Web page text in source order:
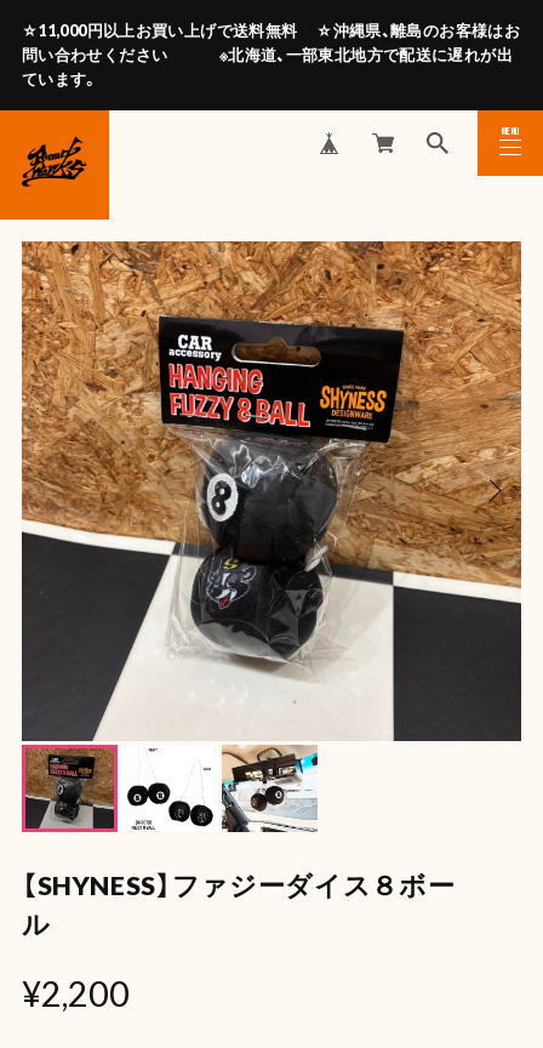
☆11,000円以上お買い上げで送料無料 ☆沖縄県、離島のお客様はお
問い合わせください ※北海道、一部東北地方で配送に遅れが出
ています。
MENU
CLOSE
【SHYNESS】ファジーダイス８ボー
ル
¥2,200